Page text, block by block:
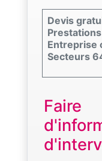
Devis
Entreprise
Secteurs
Faire